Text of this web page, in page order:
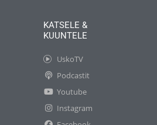
KATSELE &
KUUNTELE
UskoTV
Podcastit
Youtube
Instagram